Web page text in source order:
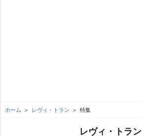
ホーム レヴィ・トラン 特集
レヴィ・トラン